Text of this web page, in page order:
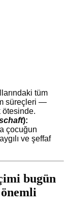
tüm
süreçleri —
ötesinde.
):
çocuğun
ve şeffaf
bugün